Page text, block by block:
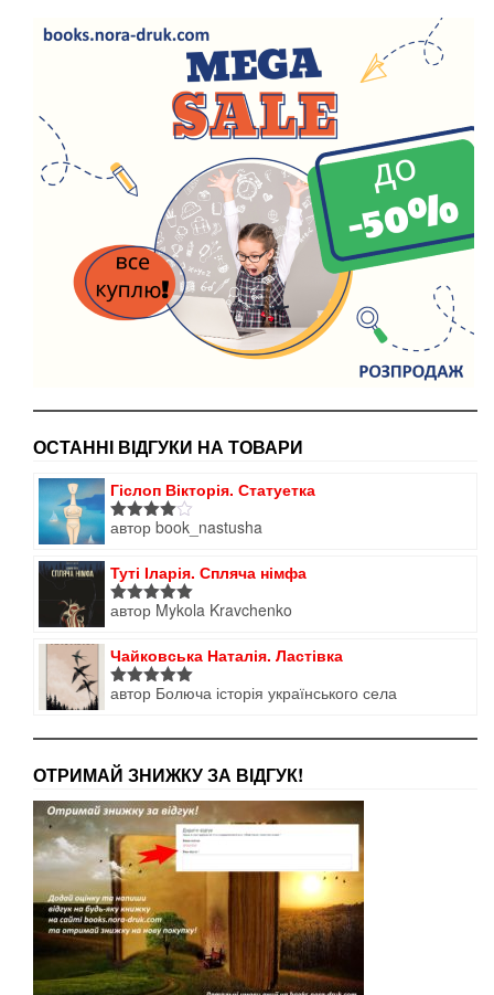
ОСТАННІ ВІДГУКИ НА ТОВАРИ
Гіслоп Вікторія. Статуетка
Оцінено
автор book_nastusha
Туті Іларія. Спляча німфа
Оцінено в
автор Mykola Kravchenko
Чайковська Наталія. Ластівка
Оцінено в
автор Болюча історія українського села
ОТРИМАЙ ЗНИЖКУ ЗА ВІДГУК!